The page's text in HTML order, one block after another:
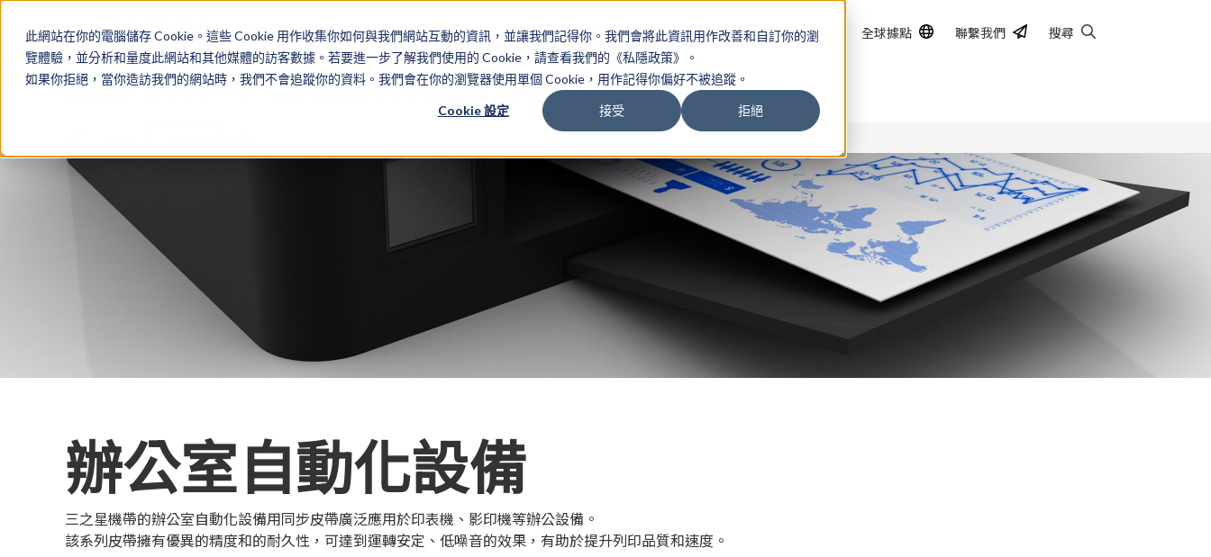
此網站在你的電腦儲存 Cookie。這些 Cookie 用作收集你如何與我們網站互動的資訊，並讓我們記得你。我們會將此資訊用作改善和自訂你的瀏
覽體驗，並分析和量度此網站和其他媒體的訪客數據。若要進一步了解我們使用的 Cookie，請查看我們的《私隱政策》。
如果你拒絕，當你造訪我們的網站時，我們不會追蹤你的資料。我們會在你的瀏覽器使用單個 Cookie，用作記得你偏好不被追蹤。
Cookie 設定 接受 拒絕
TAIWAN 全球據點 聯繫我們 搜尋
首頁 產品 產業應用 型錄下載技術支援影音專區 常見問題 關於我們
辦公室自動化設備
三之星機帶的辦公室自動化設備用同步皮帶廣泛應用於印表機、影印機等辦公設備。
該系列皮帶擁有優異的精度和的耐久性，可達到運轉安定、低噪音的效果，有助於提升列印品質和速度。